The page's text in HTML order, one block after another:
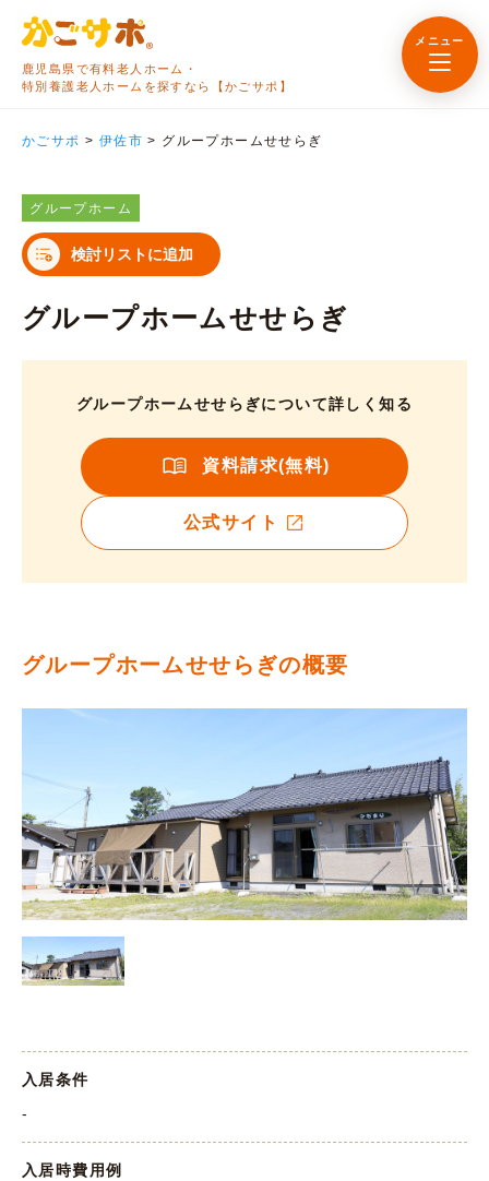
鹿児島県で有料老人ホーム・
特別養護老人ホームを探すなら【かごサポ】
メニュー
かごサポ > 伊佐市 > グループホームせせらぎ
グループホーム
検討リストに追加
グループホームせせらぎ
グループホームせせらぎについて詳しく知る
資料請求(無料)
公式サイト
グループホームせせらぎの概要
入居条件
-
入居時費用例